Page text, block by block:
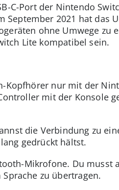
C-Port der Nintendo
2021 hat das
ohne Umwege zu
Lite kompatibel sein.
Kopfhörer nur mit der
mit der Konsole
die Verbindung zu
gedrückt hältst.
Mikrofone. Du musst
zu übertragen.